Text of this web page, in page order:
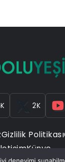
2K
Gizlilik Politikası
Künye